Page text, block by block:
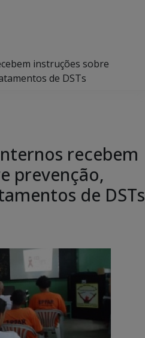
instruções sobre
de DSTs
recebem
prevenção,
de DSTs